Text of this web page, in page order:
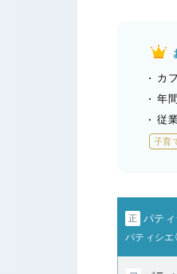
カ
年
従
子育
正 パティ
パティシエ